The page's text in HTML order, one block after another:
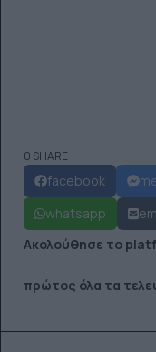
0 SHARE
facebook
whatsapp
Ακολούθησε το
πρώτος όλα τα